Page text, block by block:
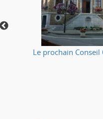
Le prochain Conseil